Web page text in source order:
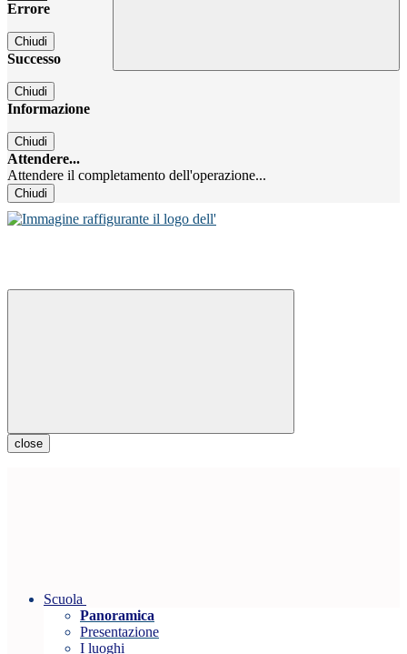
Errore
Chiudi
Successo
Chiudi
Informazione
Chiudi
Attendere...
Attendere il completamento dell'operazione...
Chiudi
close
Scuola
Panoramica
Presentazione
I luoghi